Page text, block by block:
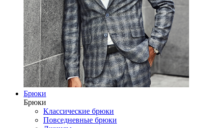
Брюки
Брюки
Классические брюки
Повседневные брюки